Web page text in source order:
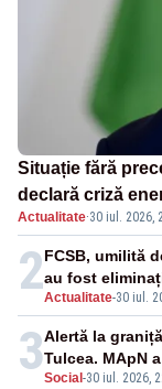
Situație fără
declară criză
Paks
Actualitate·30 iul. 2026,
2Actualitate-30 iul.
FCSB, umilită
au fost
3Social -30 iul. 2026,
Alertă la
Tulcea. MApN